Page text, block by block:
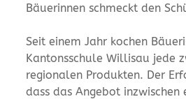
Bäuerinnen schmeckt den
Seit einem Jahr kochen
Kantonsschule Willisau jede
regionalen Produkten. Der
dass das Angebot